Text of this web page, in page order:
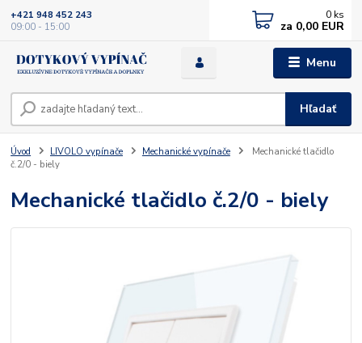
Menu
Hľadať
+421 948 452 243
09:00 - 15:00
0 ks
za 0,00 EUR
Úvod LIVOLO vypínače Mechanické vypínače
Mechanické tlačidlo
č.2/0 - biely
Mechanické tlačidlo č.2/0 - biely